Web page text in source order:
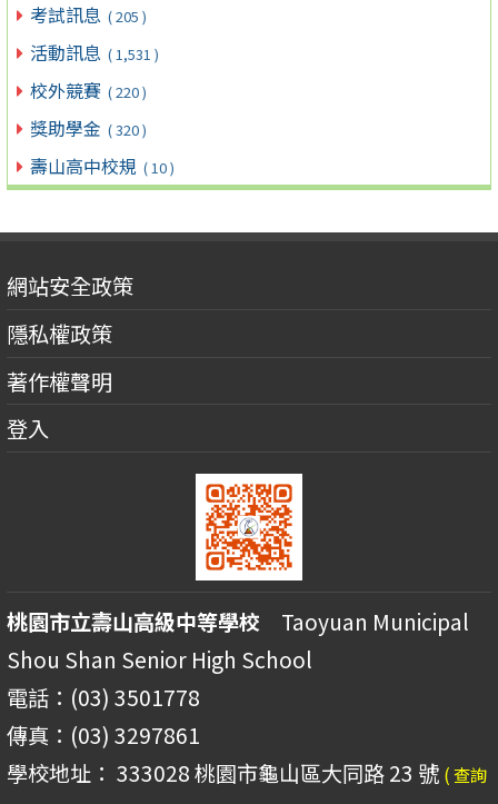
考試訊息 ( 205 )
活動訊息 ( 1,531 )
校外競賽 ( 220 )
獎助學金 ( 320 )
壽山高中校規 ( 10 )
網站安全政策
隱私權政策
著作權聲明
登入
桃園市立壽山高級中等學校 Taoyuan Municipal
Shou Shan Senior High School
電話：(03) 3501778
傳真：(03) 3297861
學校地址： 333028 桃園市龜山區大同路 23 號 ( 查詢